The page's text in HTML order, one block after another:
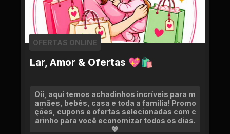
Lar, Amor & Ofertas 💖🛍
OFERTAS ONLINE
Oii, aqui temos achadinhos incríveis para m
amães, bebês, casa e toda a família! Promo
ções, cupons e ofertas selecionadas com c
arinho para você economizar todos os dias.
💖